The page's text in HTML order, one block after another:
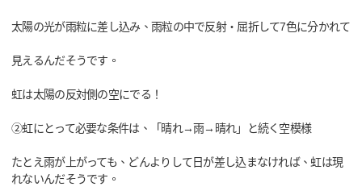
太陽の光が雨粒に差し込み、雨粒の中で反射・屈折して7色に分かれて
見えるんだそうです。
虹は太陽の反対側の空にでる！
②虹にとって必要な条件は、「晴れ→雨→晴れ」と続く空模様
たとえ雨が上がっても、どんよりして日が差し込まなければ、虹は現
れないんだそうです。